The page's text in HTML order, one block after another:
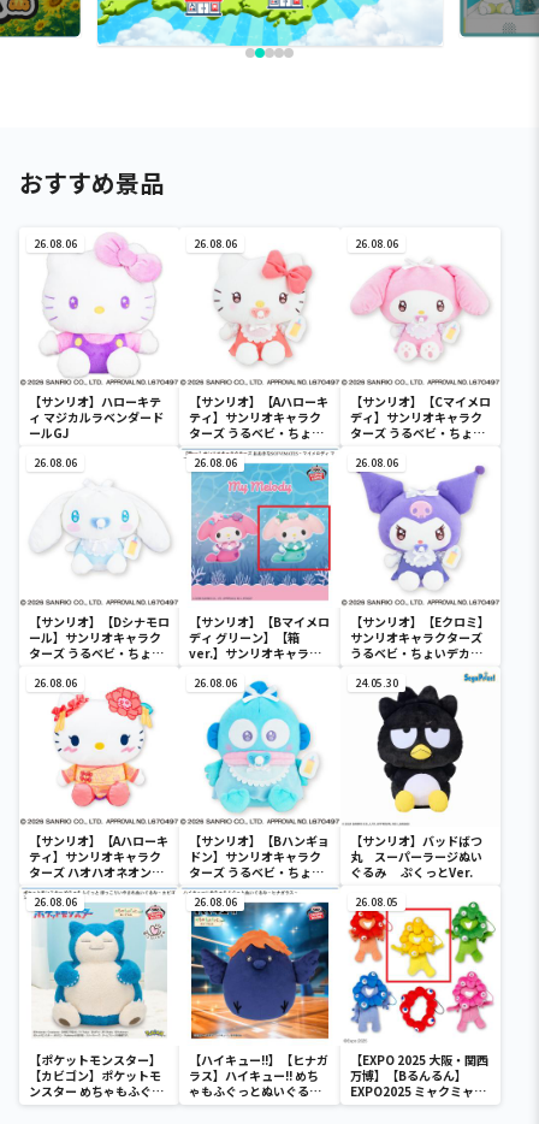
おすすめ景品
26.08.06
【サンリオ】ハローキテ
ィ マジカルラベンダード
ールGJ
26.08.06
【サンリオ】【Aハローキ
ティ】サンリオキャラク
ターズ うるベビ・ちょい
デカドール
26.08.06
【サンリオ】【Cマイメロ
ディ】サンリオキャラク
ターズ うるベビ・ちょい
26.08.06
【サンリオ】【Dシナモロ
ール】サンリオキャラク
ターズ うるベビ・ちょい
26.08.06
【サンリオ】【Bマイメロ
ディ グリーン】【箱
ver.】サンリオキャラク
SOFVIMATES～マイメロ
ディ マーメイドver. ～
26.08.06
【サンリオ】【Eクロミ】
サンリオキャラクターズ
うるベビ・ちょいデカド
26.08.06
【サンリオ】【Aハローキ
ティ】サンリオキャラク
ターズ ハオハオネオンタ
ウンドールBIGタイプ1
26.08.06
【サンリオ】【Bハンギョ
ドン】サンリオキャラク
ターズ うるベビ・ちょい
デカドール
24.05.30
【サンリオ】バッドばつ
丸 スーパーラージぬい
ぐるみ ぷくっとVer.
26.08.06
【ポケットモンスター】
【カビゴン】ポケットモ
ンスター めちゃもふぐっ
と ほっこりいやされぬい
26.08.06
【ハイキュー!!】【ヒナガ
ラス】ハイキュー!! めち
ゃもふぐっとぬいぐるみ
～ヒナガラス～
26.08.05
【EXPO 2025 大阪・関西
万博】【Bるんるん】
EXPO2025 ミャクミャク
カラフルゴム紐付きぬい